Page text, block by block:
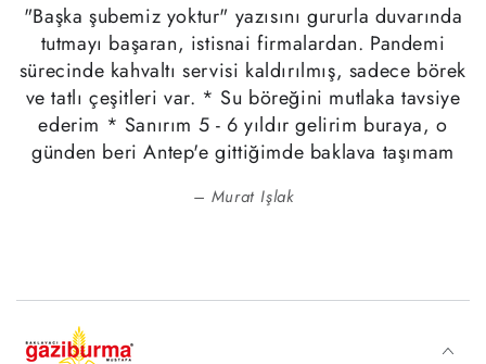
"Başka şubemiz yoktur" yazısını gururla duvarında
tutmayı başaran, istisnai firmalardan. Pandemi
sürecinde kahvaltı servisi kaldırılmış, sadece börek
ve tatlı çeşitleri var. * Su böreğini mutlaka tavsiye
ederim * Sanırım 5 - 6 yıldır gelirim buraya, o
günden beri Antep'e gittiğimde baklava taşımam
Murat Işlak